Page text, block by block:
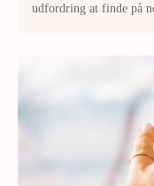
udfordring at finde på